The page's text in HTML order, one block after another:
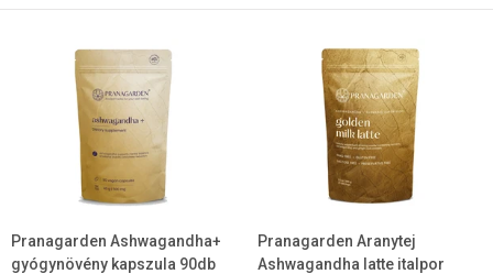
Pranagarden Ashwagandha+
gyógynövény kapszula 90db
Pranagarden Aranytej
Ashwagandha latte italpor